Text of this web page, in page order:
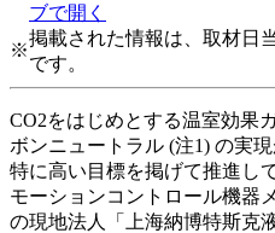
ブで開く
※
掲載された情報は、取材日
です。
CO2をはじめとする温室効果
ボンニュートラル (注1) の実
特に高い目標を掲げて推進し
モーションコントロール機器
の現地法人「上海納博特斯克